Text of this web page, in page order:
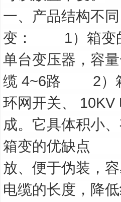
一、产品结构不
变：
1）箱变
单台变压器，容
缆 4~6路 2）
环网开关、
10KV
成。它具体积小
箱变的优缺点
放、便于伪装，
电缆的长度，降